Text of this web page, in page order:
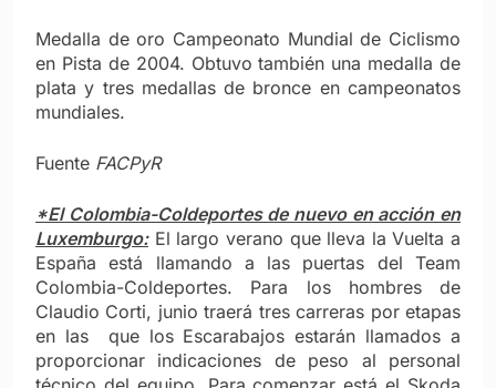
Medalla de oro Campeonato Mundial de Ciclismo
en Pista de 2004. Obtuvo también una medalla de
plata y tres medallas de bronce en campeonatos
mundiales.
Fuente FACPyR
*El Colombia-Coldeportes de nuevo en acción en
Luxemburgo:El largo verano que lleva la Vuelta a
España está llamando a las puertas del Team
Colombia-Coldeportes. Para los hombres de
Claudio Corti, junio traerá tres carreras por etapas
en las que los Escarabajos estarán llamados a
proporcionar indicaciones de peso al personal